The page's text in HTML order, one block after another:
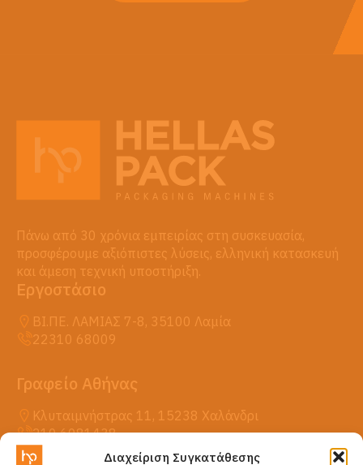
Διαχείριση Συγκατάθεσης
Πάνω από 30 χρόνια εμπειρίας στη συσκευασία,
προσφέρουμε αξιόπιστες λύσεις, ελληνική κατασκευή
και άμεση τεχνική υποστήριξη.
Εργοστάσιο
ΒΙ.ΠΕ. ΛΑΜΙΑΣ 7-8, 35100 Λαμία
22310 68009
Γραφείο Αθήνας
Κλυταιμνήστρας 11, 15238 Χαλάνδρι
210 6081438